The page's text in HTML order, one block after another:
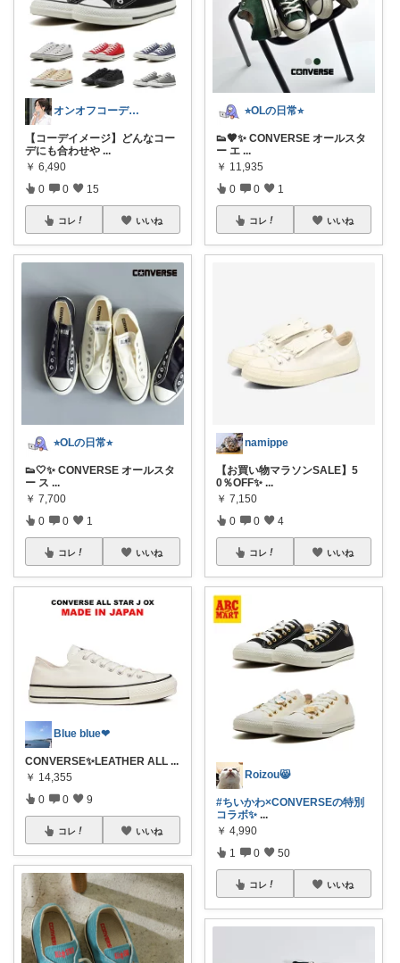
オンオフコーデと在宅ワーク💕@すずさか
【コーデイメージ】どんなコー
デにも合わせや ...
￥ 6,490
0 0 15
コレ いいね
⭐︎OLの日常⭐︎
👟🤍✨ CONVERSE オールスタ
ー ス ...
￥ 7,700
0 0 1
コレ いいね
Blue blue❤︎
CONVERSE✨LEATHER ALL ...
￥ 14,355
0 0 9
コレ いいね
⭐︎OLの日常⭐︎
👟🤎✨ CONVERSE オールスタ
ー エ ...
￥ 11,935
0 0 1
コレ いいね
namippe
【お買い物マラソンSALE】5
0％OFF✨ ...
￥ 7,150
0 0 4
コレ いいね
Roizou😸
#ちいかわ×CONVERSEの特別
コラボ✨ ...
￥ 4,990
1 0 50
コレ いいね